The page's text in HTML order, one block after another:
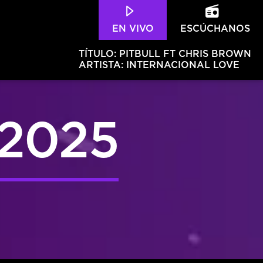
ESCÚCHANOS
EN VIVO
TÍTULO: PITBULL FT CHRIS BROWN
ARTISTA:
INTERNACIONAL LOVE